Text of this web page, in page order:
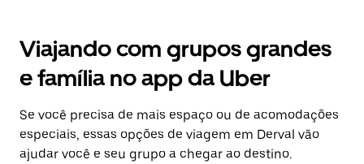
Viajando com grupos grandes
e família no app da Uber
Se você precisa de mais espaço ou de acomodações
especiais, essas opções de viagem em Derval vão
ajudar você e seu grupo a chegar ao destino.